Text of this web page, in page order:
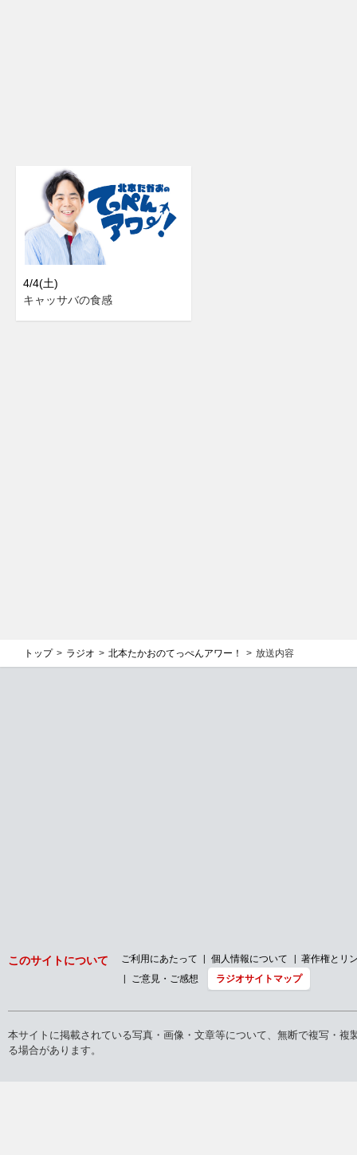
4/4(土)
キャッサバの食感
トップ ラジオ 北本たかおのてっぺんアワー！ 放送内容
このサイトについて ご利用にあたって 個人情報について
著作権とリ
ご意見・ご感想
ラジオサイトマップ
本サイトに掲載されている写真・画像・文章等について、無断で複写・
る場合があります。